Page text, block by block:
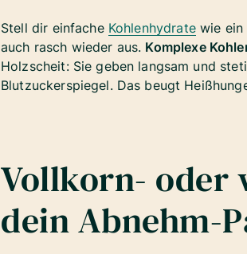
Stell dir einfache Kohlenhydrate wie ein
auch rasch wieder aus. Komplexe
Holzscheit: Sie geben langsam und
Blutzuckerspiegel. Das beugt
Vollkorn- oder
dein Abnehm-